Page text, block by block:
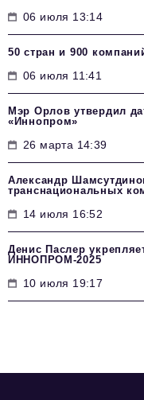
06 июля 13:14
50 стран и 900
06 июля 11:41
Мэр Орлов утвердил
«Иннопром»
26 марта 14:39
Александр
транснациональных
14 июля 16:52
Денис Паслер
ИННОПРОМ-2025
10 июля 19:17